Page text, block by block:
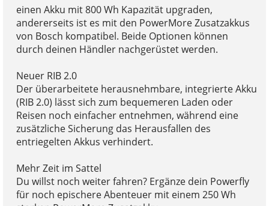
einen Akku mit 800 Wh Kapazität upgraden,
andererseits ist es mit den PowerMore Zusatzakkus
von Bosch kompatibel. Beide Optionen können
durch deinen Händler nachgerüstet werden.
Neuer RIB 2.0
Der überarbeitete herausnehmbare, integrierte Akku
(RIB 2.0) lässt sich zum bequemeren Laden oder
Reisen noch einfacher entnehmen, während eine
zusätzliche Sicherung das Herausfallen des
entriegelten Akkus verhindert.
Mehr Zeit im Sattel
Du willst noch weiter fahren? Ergänze dein Powerfly
für noch epischere Abenteuer mit einem 250 Wh